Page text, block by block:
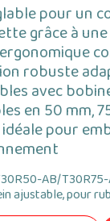
pour un
grâce à
robuste
avec
en 50 mm,
pour
AB/
ajustable, pour